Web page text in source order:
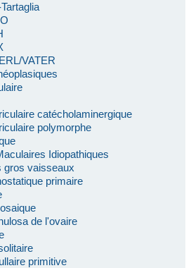
VATER
catécholaminergique
polymorphe
Idiopathiques
gros vaisseaux
primaire
de l'ovaire
primitive